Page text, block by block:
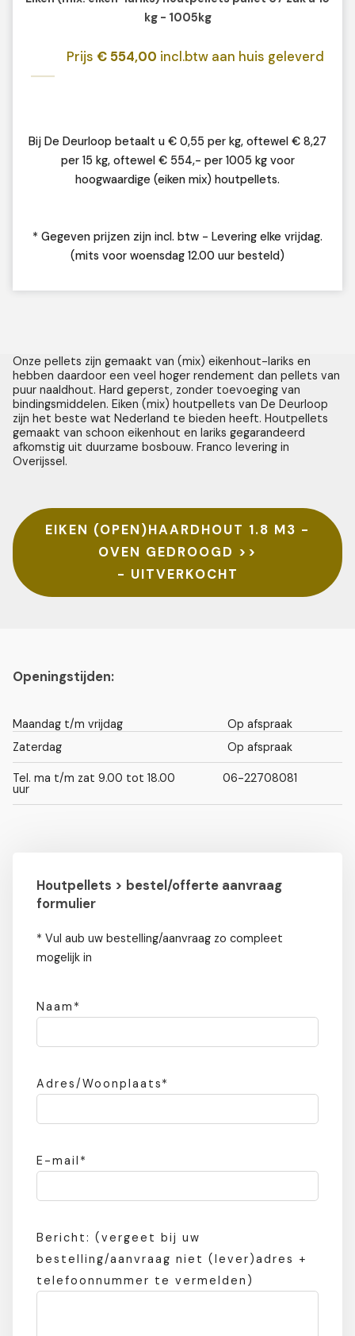
kg - 1005kg
Prijs € 554,00 incl.btw aan huis geleverd
Bij De Deurloop betaalt u € 0,55 per kg, oftewel € 8,27
per 15 kg, oftewel € 554,- per 1005 kg voor
hoogwaardige (eiken mix) houtpellets.
* Gegeven prijzen zijn incl. btw - Levering elke vrijdag.
(mits voor woensdag 12.00 uur besteld)
Onze pellets zijn gemaakt van (mix) eikenhout-lariks en
hebben daardoor een veel hoger rendement dan pellets van
puur naaldhout. Hard geperst, zonder toevoeging van
bindingsmiddelen. Eiken (mix) houtpellets van De Deurloop
zijn het beste wat Nederland te bieden heeft. Houtpellets
gemaakt van schoon eikenhout en lariks gegarandeerd
afkomstig uit duurzame bosbouw. Franco levering in
Overijssel.
EIKEN (OPEN)HAARDHOUT 1.8 M3 -
OVEN GEDROOGD >>
- UITVERKOCHT
Openingstijden:
Maandag t/m vrijdag
Op afspraak
Zaterdag
Op afspraak
Tel. ma t/m zat 9.00 tot 18.00
uur
06-22708081
Houtpellets > bestel/offerte aanvraag
formulier
* Vul aub uw bestelling/aanvraag zo compleet
mogelijk in
Naam*
Adres/Woonplaats*
E-mail*
Bericht: (vergeet bij uw
bestelling/aanvraag niet (lever)adres +
telefoonnummer te vermelden)